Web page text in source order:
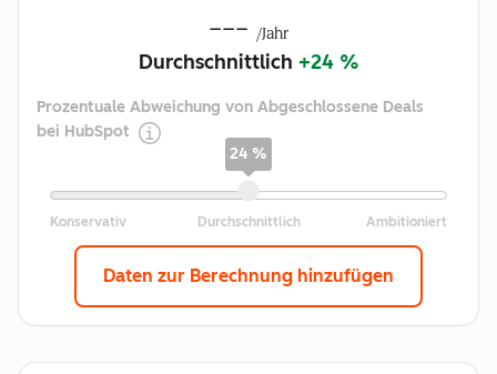
--- /Jahr
Durchschnittlich +24 %
Prozentuale Abweichung von Abgeschlossene Deals
bei HubSpot
24 %
Daten zur Berechnung hinzufügen